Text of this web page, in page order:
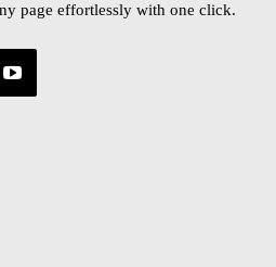
page effortlessly with one click.